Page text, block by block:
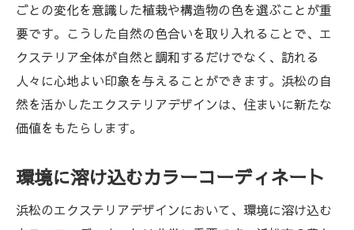
ごとの変化を意識した植栽や構造物の色を選ぶことが重
要です。こうした自然の色合いを取り入れることで、エ
クステリア全体が自然と調和するだけでなく、訪れる
人々に心地よい印象を与えることができます。浜松の自
然を活かしたエクステリアデザインは、住まいに新たな
価値をもたらします。
環境に溶け込むカラーコーディネート
浜松のエクステリアデザインにおいて、環境に溶け込む